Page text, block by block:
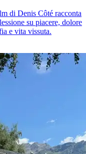
di Denis Côté racconta
su piacere, dolore
e vita vissuta.